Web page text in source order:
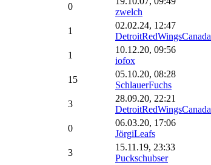
0
zwelch
1
02.02.24, 12:47
DetroitRedWingsCanada
1
10.12.20, 09:56
iofox
15
05.10.20, 08:28
SchlauerFuchs
3
28.09.20, 22:21
DetroitRedWingsCanada
0
06.03.20, 17:06
JörgiLeafs
3
15.11.19, 23:33
Puckschubser